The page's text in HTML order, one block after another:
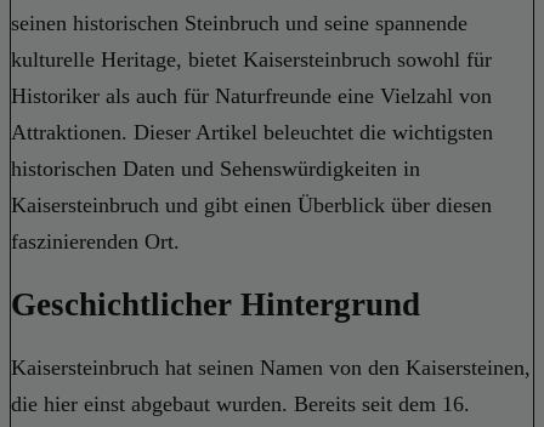
seinen historischen Steinbruch und seine spannende
kulturelle Heritage, bietet Kaisersteinbruch sowohl für
Historiker als auch für Naturfreunde eine Vielzahl von
Attraktionen. Dieser Artikel beleuchtet die wichtigsten
historischen Daten und Sehenswürdigkeiten in
Kaisersteinbruch und gibt einen Überblick über diesen
faszinierenden Ort.
Geschichtlicher Hintergrund
Kaisersteinbruch hat seinen Namen von den Kaisersteinen,
die hier einst abgebaut wurden. Bereits seit dem 16.